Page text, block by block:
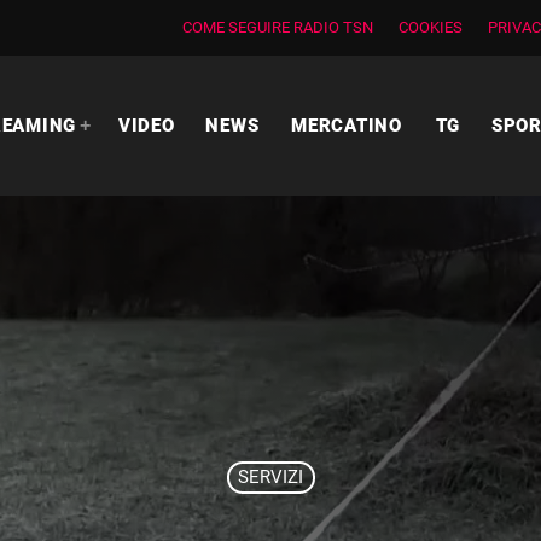
COME SEGUIRE RADIO TSN COOKIES
VIDEO NEWS MERCATINO TG
SERVIZI